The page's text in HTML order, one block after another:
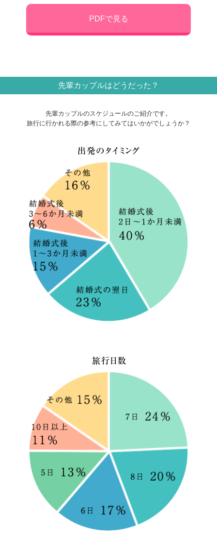
PDFで見る
先輩カップルはどうだった？
先輩カップルのスケジュールのご紹介です。
旅行に行かれる際の参考にしてみてはいかがでしょうか？